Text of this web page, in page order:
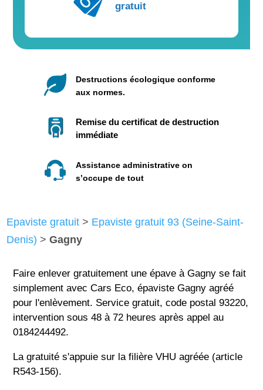
gratuit
Destructions écologique conforme
aux normes.
Remise du certificat de destruction
immédiate
Assistance administrative on
s’occupe de tout
Epaviste gratuit > Epaviste gratuit 93 (Seine-Saint-
Denis) >Gagny
Faire enlever gratuitement une épave à Gagny se fait
simplement avec Cars Eco, épaviste Gagny agréé
pour l'enlèvement. Service gratuit, code postal 93220,
intervention sous 48 à 72 heures après appel au
0184244492.
La gratuité s'appuie sur la filière VHU agréée (article
R543-156).